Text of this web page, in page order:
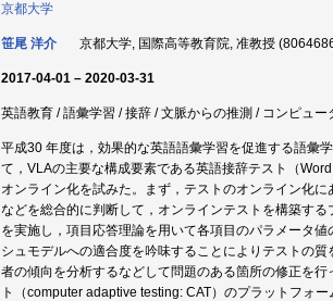
京都大学
笹尾 洋介 京都大学, 国際高等教育院, 准教授
2017-04-01 – 2020-03-31
英語教育 / 語彙学習 / 接辞 / 文脈からの推測 / コンピュー
平成30 年度は，効果的な英語語彙学習を促進する語彙
て，VLAの主要な構成要素である英語接辞テスト（
オンライン化を試みた。まず，テストのオンライン化
などを総合的に判断して，オンラインテストを構築す
を実施し，項目応答理論を用いて各項目のパラメータ
シュモデルへの適合度を吟味することによりテストの
者の傾向を分析するなどして問題のある箇所の修正を
ト（computer adaptive testing: CAT）のプラットフォ